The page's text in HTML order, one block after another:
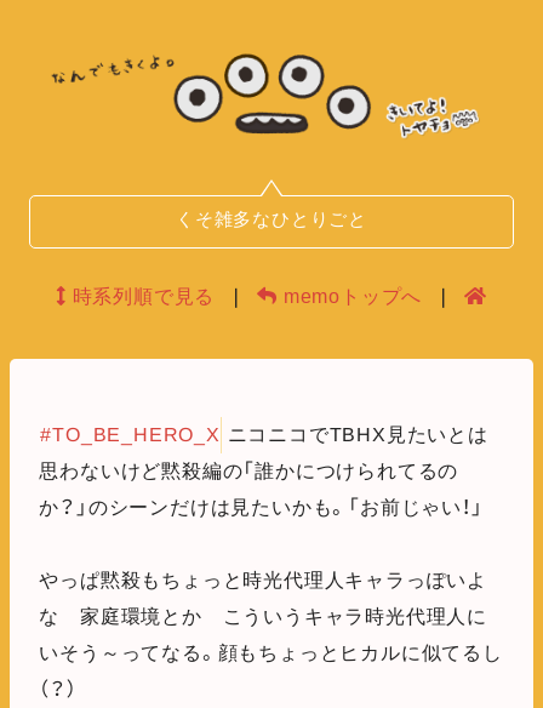
くそ雑多なひとりごと
時系列順で見る memoトップへ
#TO_BE_HERO_X ニコニコでTBHX見たいとは
思わないけど黙殺編の「誰かにつけられてるの
か？」のシーンだけは見たいかも。「お前じゃい！」
やっぱ黙殺もちょっと時光代理人キャラっぽいよ
な 家庭環境とか こういうキャラ時光代理人に
いそう～ってなる。顔もちょっとヒカルに似てるし
（？）